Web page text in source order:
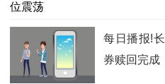
每日播报!
券赎回完成